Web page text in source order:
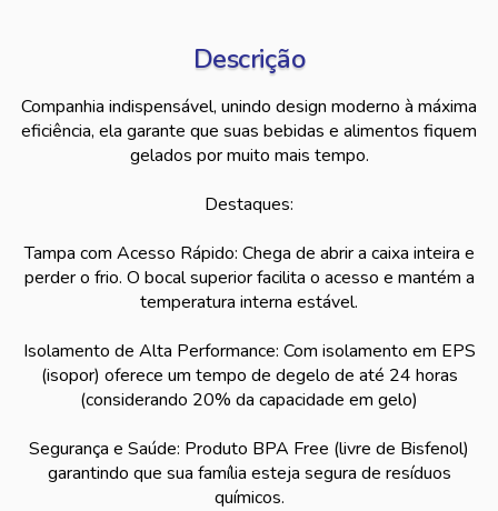
Descrição
Companhia indispensável, unindo design moderno à máxima
eficiência, ela garante que suas bebidas e alimentos fiquem
gelados por muito mais tempo.
Destaques:
Tampa com Acesso Rápido: Chega de abrir a caixa inteira e
perder o frio. O bocal superior facilita o acesso e mantém a
temperatura interna estável.
Isolamento de Alta Performance: Com isolamento em EPS
(isopor) oferece um tempo de degelo de até 24 horas
(considerando 20% da capacidade em gelo)
Segurança e Saúde: Produto BPA Free (livre de Bisfenol)
garantindo que sua família esteja segura de resíduos
químicos.